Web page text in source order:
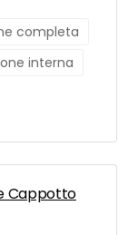
completa
interna
Cappotto